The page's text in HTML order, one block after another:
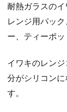
耐熱ガラスの
レンジ用パッ
ー、ティーポッ
イワキのレン
分がシリコン
す。